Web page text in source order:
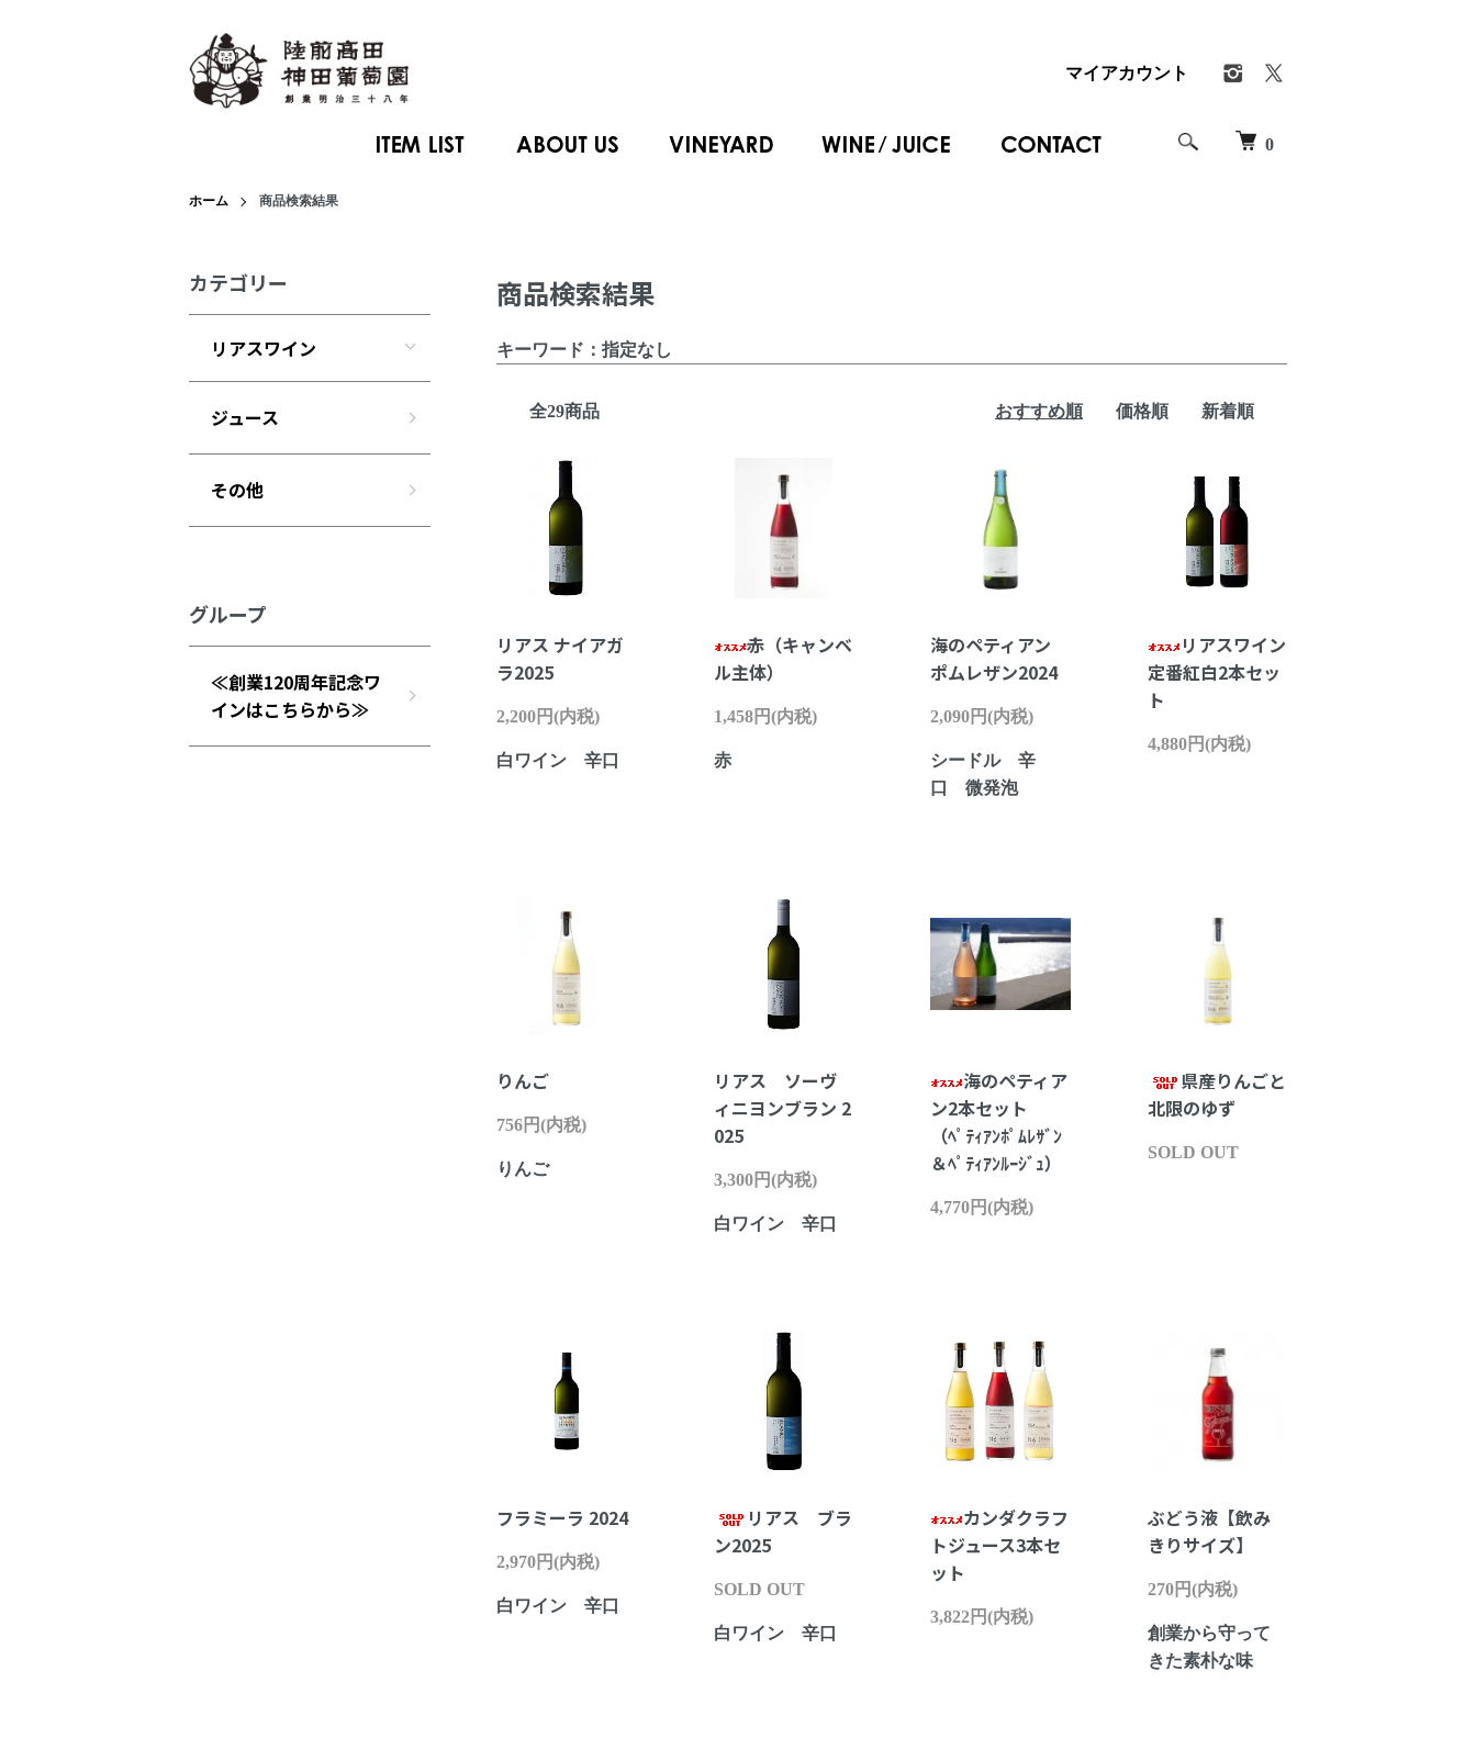
0
マイアカウント
ホーム 商品検索結果
商品検索結果
キーワード：指定なし
全29商品 おすすめ順 価格順 新着順
リアス ナイアガ
ラ2025
2,200円(内税)
白ワイン 辛口
赤（キャンベ
ル主体）
1,458円(内税)
赤
海のペティアン
ポムレザン2024
2,090円(内税)
シードル 辛
口 微発泡
リアスワイン
定番紅白2本セッ
ト
4,880円(内税)
りんご
756円(内税)
りんご
リアス ソーヴ
ィニヨンブラン 2
025
3,300円(内税)
白ワイン 辛口
海のペティア
ン2本セット
（ﾍﾟﾃｨｱﾝﾎﾟﾑﾚｻﾞﾝ
＆ﾍﾟﾃｨｱﾝﾙｰｼﾞｭ）
4,770円(内税)
県産りんごと
北限のゆず
SOLD OUT
フラミーラ 2024
2,970円(内税)
白ワイン 辛口
リアス ブラ
ン2025
SOLD OUT
白ワイン 辛口
カンダクラフ
トジュース3本セ
ット
3,822円(内税)
ぶどう液【飲み
きりサイズ】
270円(内税)
創業から守って
きた素朴な味
カテゴリー
リアスワイン
ジュース
その他
グループ
≪創業120周年記念ワ
インはこちらから≫